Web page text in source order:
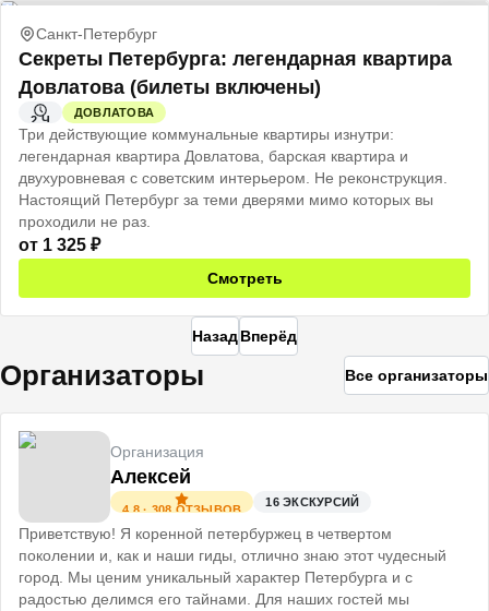
Санкт-Петербург
Секреты Петербурга: легендарная квартира
Довлатова (билеты включены)
2 Ч
ДОВЛАТОВА
Три действующие коммунальные квартиры изнутри:
легендарная квартира Довлатова, барская квартира и
двухуровневая с советским интерьером. Не реконструкция.
Настоящий Петербург за теми дверями мимо которых вы
проходили не раз.
от 1 325 ₽
Смотреть
НазадВперёд
Организаторы Все организаторы
Организация
Алексей
4.8· 308 ОТЗЫВОВ
16ЭКСКУРСИЙ
Приветствую! Я коренной петербуржец в четвертом
поколении и, как и наши гиды, отлично знаю этот чудесный
город. Мы ценим уникальный характер Петербурга и с
радостью делимся его тайнами. Для наших гостей мы